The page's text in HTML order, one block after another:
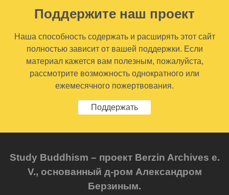
Поддержите наш проект
Наша способность содержать и расширять этот сайт
полностью зависит от вашей поддержки. Если
материал кажется вам полезным, пожалуйста,
рассмотрите возможность однократного или
ежемесячного пожертвования.
Поддержать
Study Buddhism – проект Berzin Archives e.
V., основанный д-ром Александром
Берзиным.